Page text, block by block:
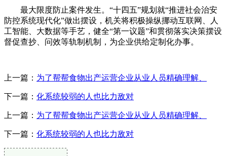
最大限度防止案件发生。“十四五”规划就“推进社会治安
防控系统现代化”做出摆设，机关将积极操纵挪动互联网、人
工智能、大数据等手艺，健全“第一议题”和贯彻落实决策摆设
督促查抄、问效等轨制机制，为企业供给定制化办事。
上一篇： 为了帮帮食物出产运营企业从业人员精确理解、
下一篇： 化系统较弱的人也比力敌对
上一篇： 为了帮帮食物出产运营企业从业人员精确理解、
下一篇： 化系统较弱的人也比力敌对